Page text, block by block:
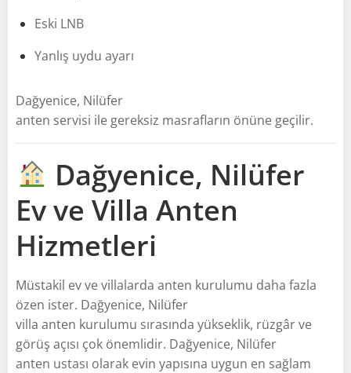
Eski LNB
Yanlış uydu ayarı
Dağyenice, Nilüfer
anten servisi ile gereksiz masrafların önüne geçilir.
Dağyenice, Nilüfer
Ev ve Villa Anten
Hizmetleri
Müstakil ev ve villalarda anten kurulumu daha fazla
özen ister. Dağyenice, Nilüfer
villa anten kurulumu sırasında yükseklik, rüzgâr ve
görüş açısı çok önemlidir. Dağyenice, Nilüfer
anten ustası olarak evin yapısına uygun en sağlam